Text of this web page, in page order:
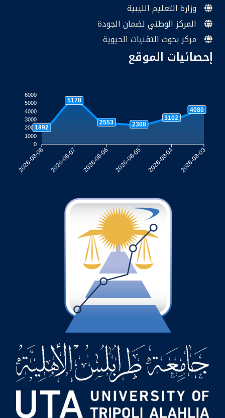
وزارة التعليم الليبية
المركز الوطني لضمان الجودة
مركز بحوث التقنيات الحيوية
إحصائيات الموقع
6000
5000
4000
3000
2000
1000
0
1892
5178
2553 2308
3102
4080
2026-08-08 2026-08-07 2026-08-06 2026-08-05 2026-08-04 2026-08-03